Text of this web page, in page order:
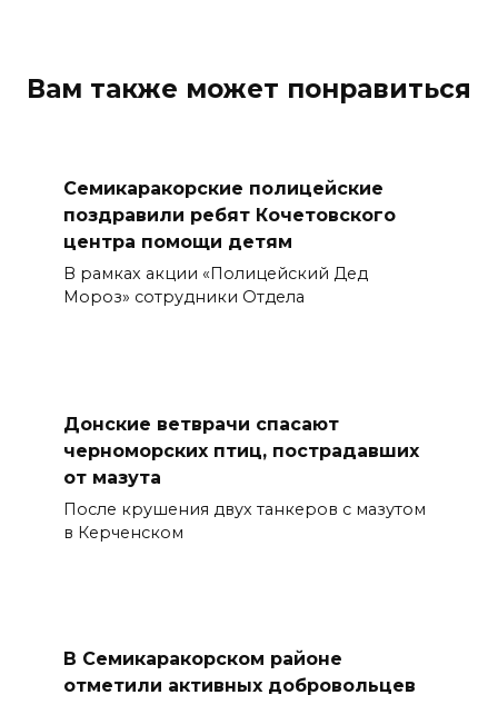
Вам также может понравиться
Семикаракорские полицейские
поздравили ребят Кочетовского
центра помощи детям
В рамках акции «Полицейский Дед
Мороз» сотрудники Отдела
Донские ветврачи спасают
черноморских птиц, пострадавших
от мазута
После крушения двух танкеров с мазутом
в Керченском
В Семикаракорском районе
отметили активных добровольцев